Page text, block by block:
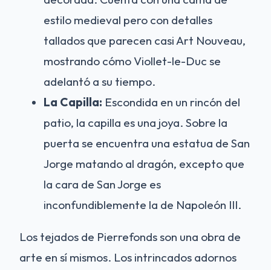
estilo medieval pero con detalles
tallados que parecen casi Art Nouveau,
mostrando cómo Viollet-le-Duc se
adelantó a su tiempo.
La Capilla: Escondida en un rincón del
patio, la capilla es una joya. Sobre la
puerta se encuentra una estatua de San
Jorge matando al dragón, excepto que
la cara de San Jorge es
inconfundiblemente la de Napoleón III.
Los tejados de Pierrefonds son una obra de
arte en sí mismos. Los intrincados adornos